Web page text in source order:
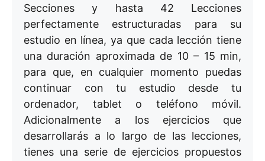
Secciones y hasta 42 Lecciones
perfectamente estructuradas para su
estudio en línea, ya que cada lección tiene
una duración aproximada de 10 – 15 min,
para que, en cualquier momento puedas
continuar con tu estudio desde tu
ordenador, tablet o teléfono móvil.
Adicionalmente a los ejercicios que
desarrollarás a lo largo de las lecciones,
tienes una serie de ejercicios propuestos